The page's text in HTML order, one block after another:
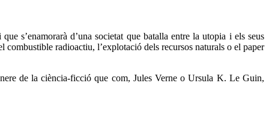
s’enamorarà d’una societat que batalla entre la utopia i els seus
radioactiu, l’explotació dels recursos naturals o el paper
de la ciència-ficció que com, Jules Verne o Ursula K. Le Guin,